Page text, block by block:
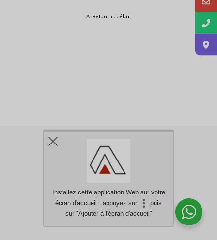
Besoin d'aide?discutez avec nous
Retour au début
Installez cette application Web sur votre
écran d'accueil : appuyez sur
puis
sur "Ajouter à l'écran d'accueil"